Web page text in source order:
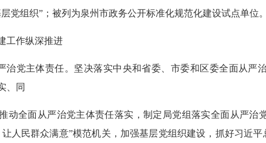
党组织”；被列为泉州市政务公开标准化规范化建设试点单位。
作纵深推进
党主体责任。坚决落实中央和省委、市委和区委全面从严
、同
全面从严治党主体责任落实，制定局党组落实全面从严治
人民群众满意”模范机关，加强基层党组织建设，抓好习近